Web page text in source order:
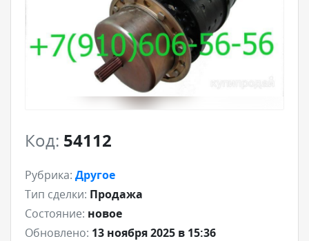
Код: 54112
Рубрика: Другое
Тип сделки: Продажа
Состояние: новое
Обновлено: 13 ноября 2025 в 15:36